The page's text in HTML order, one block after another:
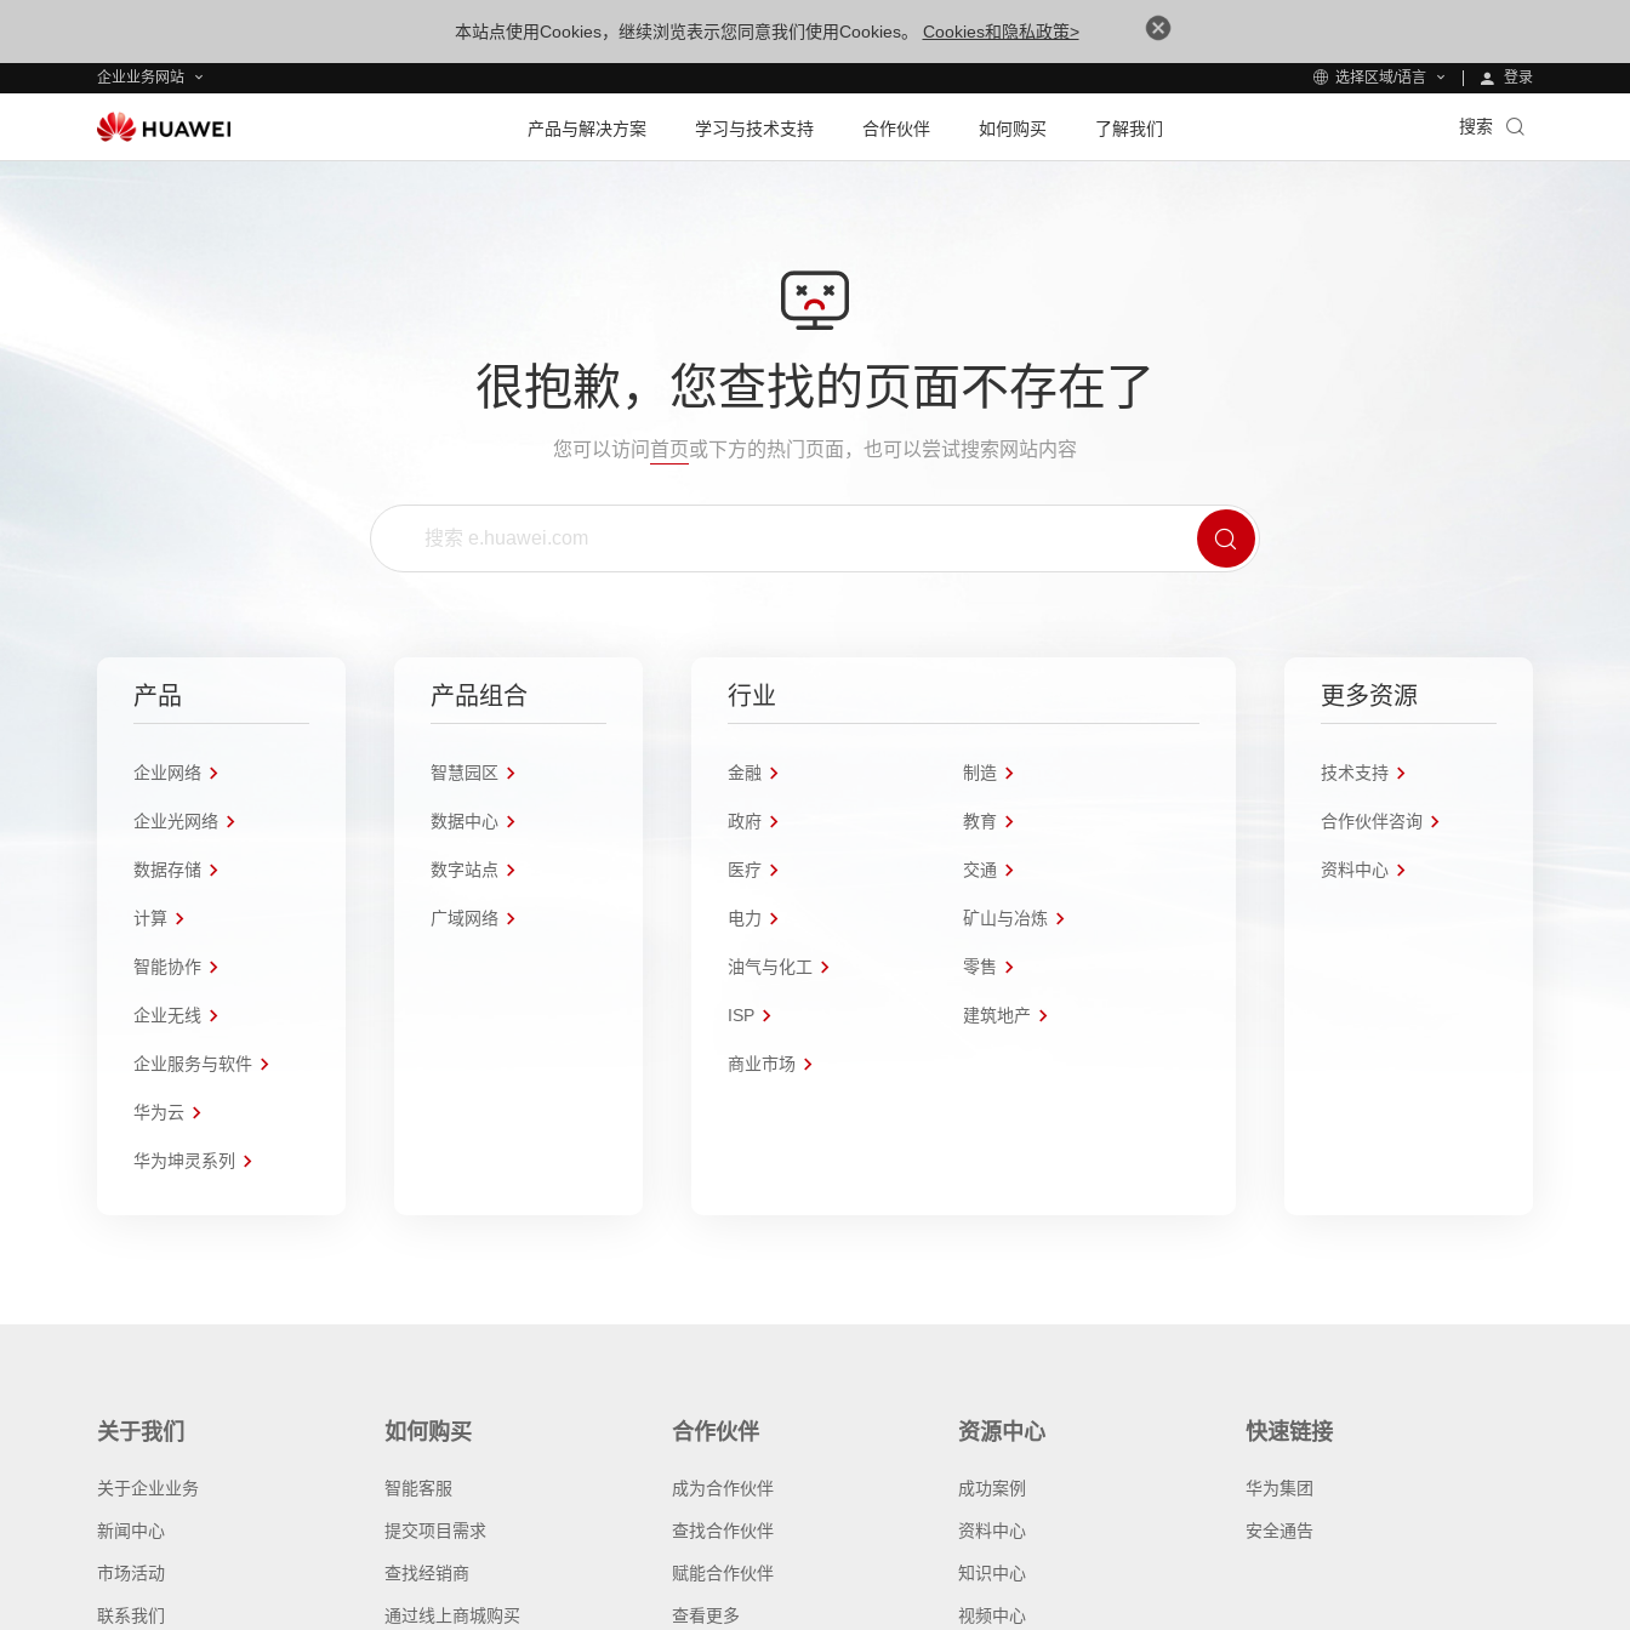
本站点使用Cookies，继续浏览表示您同意我们使用Cookies。 Cookies和隐私政策>
企业业务网站 选择区域/语言 登录
产品与解决方案 学习与技术支持 合作伙伴 如何购买 了解我们 搜索
很抱歉，您查找的页面不存在了
您可以访问 首页或下方的热门页面，也可以尝试搜索网站内容
产品
企业网络
企业光网络
数据存储
计算
智能协作
企业无线
企业服务与软件
华为云
华为坤灵系列
产品组合
智慧园区
数据中心
数字站点
广域网络
行业
金融 制造
政府 教育
医疗 交通
电力 矿山与冶炼
油气与化工 零售
ISP 建筑地产
商业市场
更多资源
技术支持
合作伙伴咨询
资料中心
关于我们
关于企业业务
新闻中心
市场活动
联系我们
如何购买
智能客服
提交项目需求
查找经销商
通过线上商城购买
合作伙伴
成为合作伙伴
查找合作伙伴
赋能合作伙伴
查看更多
资源中心
成功案例
资料中心
知识中心
视频中心
快速链接
华为集团
安全通告